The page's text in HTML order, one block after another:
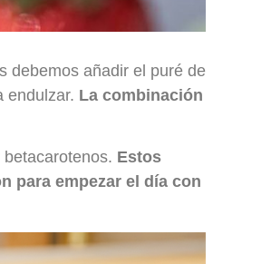
debemos añadir el puré de
endulzar. La combinación
Estos
para empezar el día con